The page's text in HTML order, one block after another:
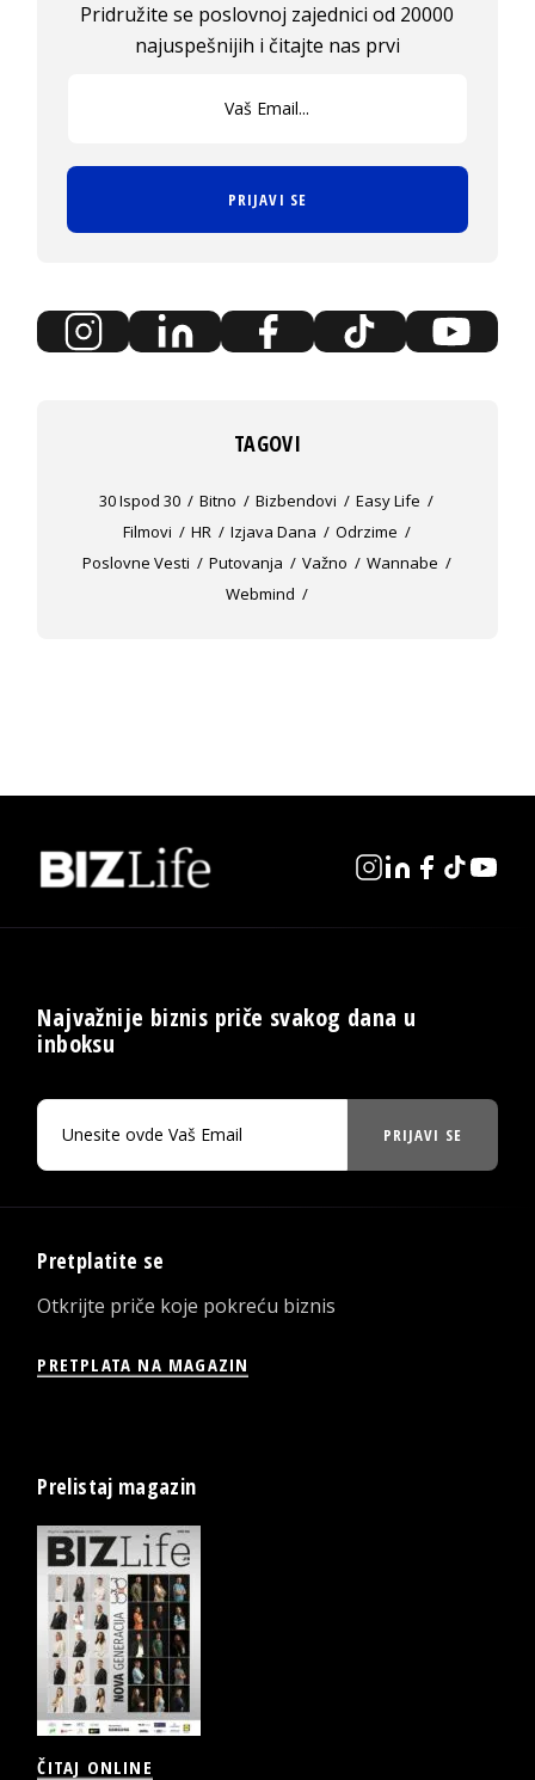
Pridružite se poslovnoj zajednici od 20000
najuspešnijih i čitajte nas prvi
PRIJAVI SE
TAGOVI
30 Ispod 30 Bitno Bizbendovi
Easy Life
Filmovi
HR Izjava Dana
Odrzime
Poslovne Vesti
Putovanja Važno
Wannabe
Webmind
Najvažnije biznis priče svakog dana u
inboksu
PRIJAVI SE
Pretplatite se
Otkrijte priče koje pokreću biznis
PRETPLATA NA MAGAZIN
Prelistaj magazin
ČITAJ ONLINE